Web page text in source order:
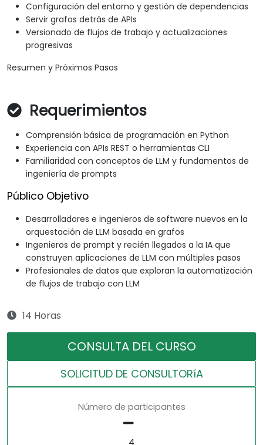
Configuración del entorno y gestión de dependencias
Servir grafos detrás de APIs
Versionado de flujos de trabajo y actualizaciones
progresivas
Resumen y Próximos Pasos
Requerimientos
Comprensión básica de programación en Python
Experiencia con APIs REST o herramientas CLI
Familiaridad con conceptos de LLM y fundamentos de
ingeniería de prompts
Público Objetivo
Desarrolladores e ingenieros de software nuevos en la
orquestación de LLM basada en grafos
Ingenieros de prompt y recién llegados a la IA que
construyen aplicaciones de LLM con múltiples pasos
Profesionales de datos que exploran la automatización
de flujos de trabajo con LLM
14 Horas
CONSULTA DEL CURSO
SOLICITUD DE CONSULTORíA
Número de participantes